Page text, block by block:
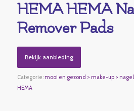
HEMA HEMA
Remover Pads
Bekijk aanbieding
Categorie: mooi en gezond > make-up >
HEMA